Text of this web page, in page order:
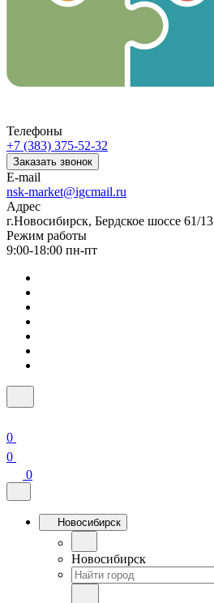
Телефоны
+7 (383) 375-52-32
Заказать звонок
E-mail
nsk-market@igcmail.ru
Адрес
г.Новосибирск, Бердское шоссе 61/13
Режим работы
9:00-18:00 пн-пт
0
0
0
Новосибирск
Новосибирск